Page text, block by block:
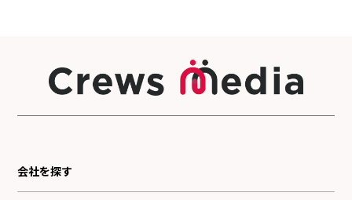
会社を探す